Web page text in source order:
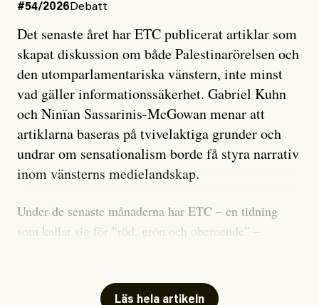
#54/2026 Debatt
Det senaste året har ETC publicerat artiklar som
skapat diskussion om både Palestinarörelsen och
den utomparlamentariska vänstern, inte minst
vad gäller informationssäkerhet. Gabriel Kuhn
och Ninïan Sassarinis-McGowan menar att
artiklarna baseras på tvivelaktiga grunder och
undrar om sensationalism borde få styra narrativ
inom vänsterns medielandskap.
Under de senaste månaderna har ETC – en tidning
som kallar sig för ”röd, grön och oberoende” –
skriver för? Vad betyder det att vara en ”röd, grön och
Läs hela artikeln